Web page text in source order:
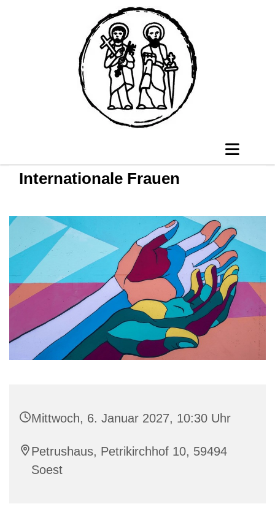
Internationale Frauen
Mittwoch, 6. Januar 2027, 10:30 Uhr
Petrushaus, Petrikirchhof 10, 59494
Soest